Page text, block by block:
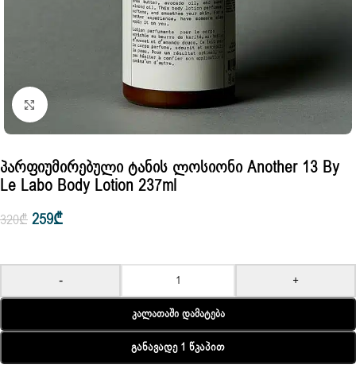
Click to enlarge
Პარფიუმირებული Ტანის Ლოსიონი Another 13 By
Le Labo Body Lotion 237ml
320₾ 259₾
- +
Კალათაში Დამატება
Განავადე 1 Წკაპით